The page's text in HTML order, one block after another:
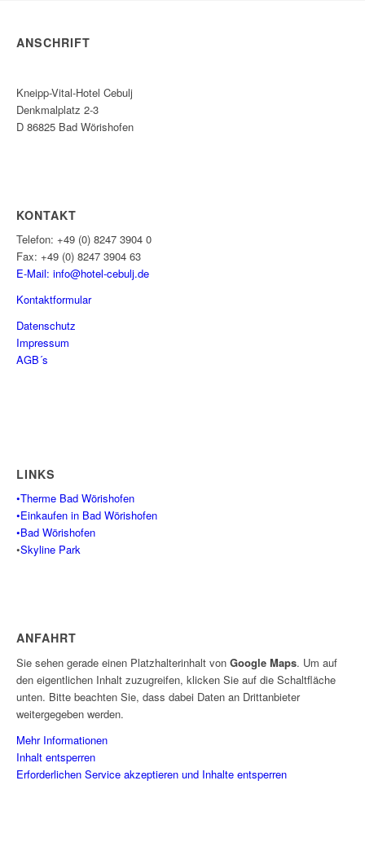
ANSCHRIFT
Kneipp-Vital-Hotel Cebulj
Denkmalplatz 2-3
D 86825 Bad Wörishofen
KONTAKT
Telefon: +49 (0) 8247 3904 0
Fax: +49 (0) 8247 3904 63
E-Mail: info@hotel-cebulj.de
Kontaktformular
Datenschutz
Impressum
AGB´s
LINKS
•Therme Bad Wörishofen
•Einkaufen in Bad Wörishofen
•Bad Wörishofen
•Skyline Park
ANFAHRT
Sie sehen gerade einen Platzhalterinhalt von Google Maps. Um auf
den eigentlichen Inhalt zuzugreifen, klicken Sie auf die Schaltfläche
unten. Bitte beachten Sie, dass dabei Daten an Drittanbieter
weitergegeben werden.
Mehr Informationen
Inhalt entsperren
Erforderlichen Service akzeptieren und Inhalte entsperren